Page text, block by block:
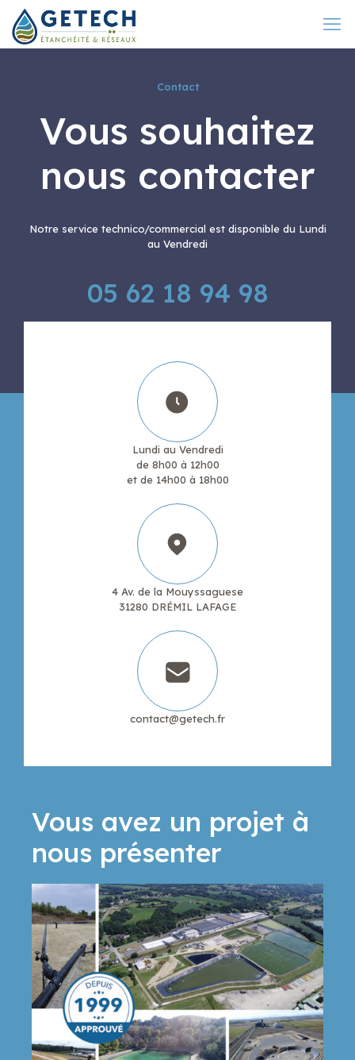
Contact
Vous souhaitez
nous contacter
Notre service technico/commercial est disponible du Lundi
au Vendredi
05 62 18 94 98
Lundi au Vendredi
de 8h00 à 12h00
et de 14h00 à 18h00
4 Av. de la Mouyssaguese
31280 DRÉMIL LAFAGE
contact@getech.fr
Vous avez un projet à
nous présenter